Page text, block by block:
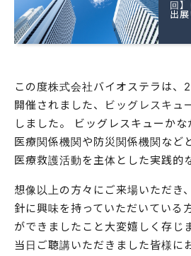
回
出
この度株式会社バイオステラは、
開催されました、
ビッグレスキュ
しました。 ビッグレスキューか
医療関係機関や防災関係機関など
医療救護活動を主体とした実践的
想像以上の方々にご来場いただき
針に興味を持っていただいている
ができましたこと大変嬉しく存じ
当日ご聴講いただきました皆様に